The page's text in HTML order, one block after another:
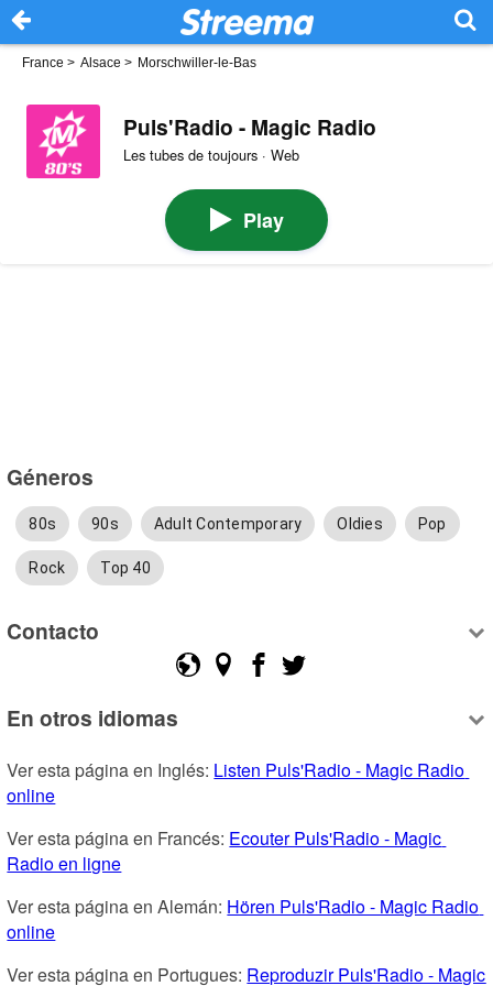
France > Alsace > Morschwiller-le-Bas
Puls'Radio - Magic Radio
Les tubes de toujours · Web
Play
Géneros
80s 90s Adult Contemporary Oldies Pop
Rock Top 40
Contacto
En otros idiomas
Ver esta página en Inglés: Listen Puls'Radio - Magic Radio
online
Ver esta página en Francés: Ecouter Puls'Radio - Magic
Radio en ligne
Ver esta página en Alemán: Hören Puls'Radio - Magic Radio
online
Ver esta página en Portugues: Reproduzir Puls'Radio - Magic